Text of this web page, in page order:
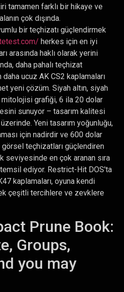
tamamen farklı bir hikaye ve
çok dışında.
bir teçhizatı güçlendirmek
herkes için en iyi
arasında haklı olarak yerini
daha pahalı teçhizat
daha ucuz AK CS2 kaplamaları
yeni çözüm. Siyah altın, siyah
mitolojisi grafiği, 6 ila 20 dolar
sunuyor – tasarım kalitesi
Yeni tasarım yoğunluğu,
için nadirdir ve 600 dolar
görsel teçhizatları güçlendiren
seviyesinde en çok aranan sıra
temsil ediyor. Restrict-Hit DOS'ta
kaplamaları, oyuna kendi
çeşitli tercihlere ve zevklere
Prune Book:
Groups,
you may